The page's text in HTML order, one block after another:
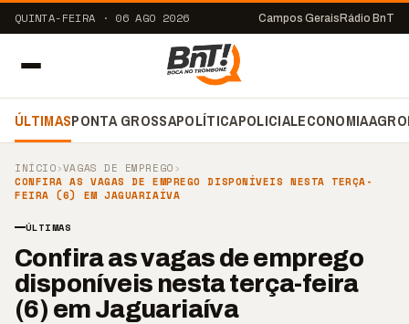
QUINTA-FEIRA · 06 AGO 2026 Campos Gerais Rádio BnT
ÚLTIMASPONTA GROSSAPOLÍTICAPOLICIALECONOMIA
INÍCIO›VAGAS DE EMPREGO ›
CONFIRA AS VAGAS DE EMPREGO DISPONÍVEIS NESTA TERÇA-
FEIRA (6) EM JAGUARIAÍVA
ÚLTIMAS
Confira as vagas de emprego
disponíveis nesta terça-feira
(6) em Jaguariaíva